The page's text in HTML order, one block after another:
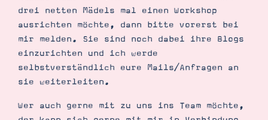
drei netten Mädels mal einen Workshop
ausrichten möchte, dann bitte vorerst bei
mir melden. Sie sind noch dabei ihre Blogs
einzurichten und ich werde
selbstverständlich eure Mails/Anfragen an
sie weiterleiten.
Wer auch gerne mit zu uns ins Team möchte,